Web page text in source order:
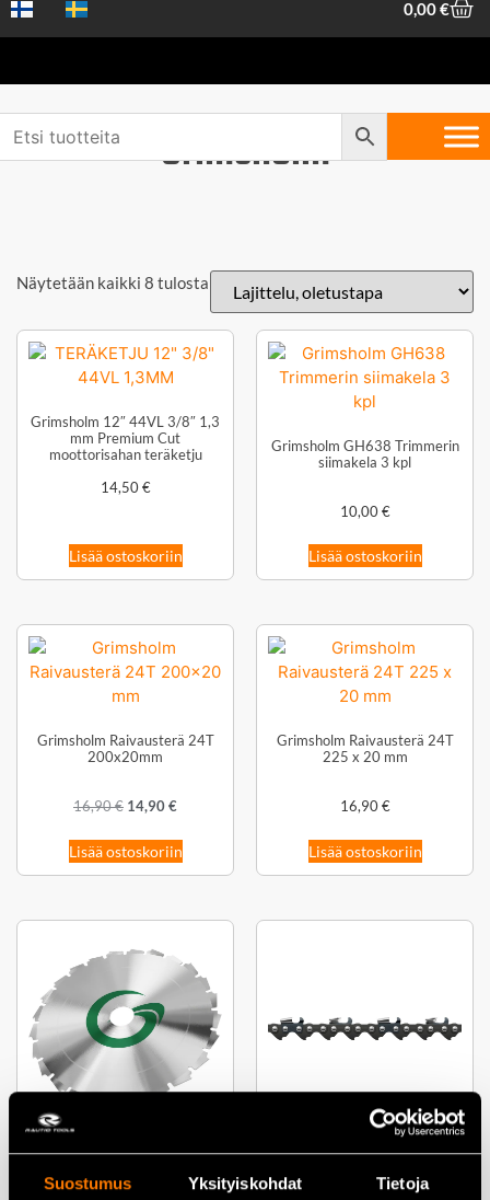
Suostumus Yksityiskohdat Tietoja
0,00€
Grimsholm
Näytetään kaikki 8 tulosta
Grimsholm 12″ 44VL 3/8″ 1,3
mm Premium Cut
moottorisahan teräketju
14,50€
Lisää ostoskoriin
Grimsholm GH638 Trimmerin
siimakela 3 kpl
10,00€
Lisää ostoskoriin
Grimsholm Raivausterä 24T
200x20mm
16,90€ 14,90€
Lisää ostoskoriin
Grimsholm Raivausterä 24T
225 x 20 mm
16,90€
Lisää ostoskoriin
Grimsholm Raivausterä 24T,
Grimsholm Teräketju 13″
0.325″ 1,5 mm 56L